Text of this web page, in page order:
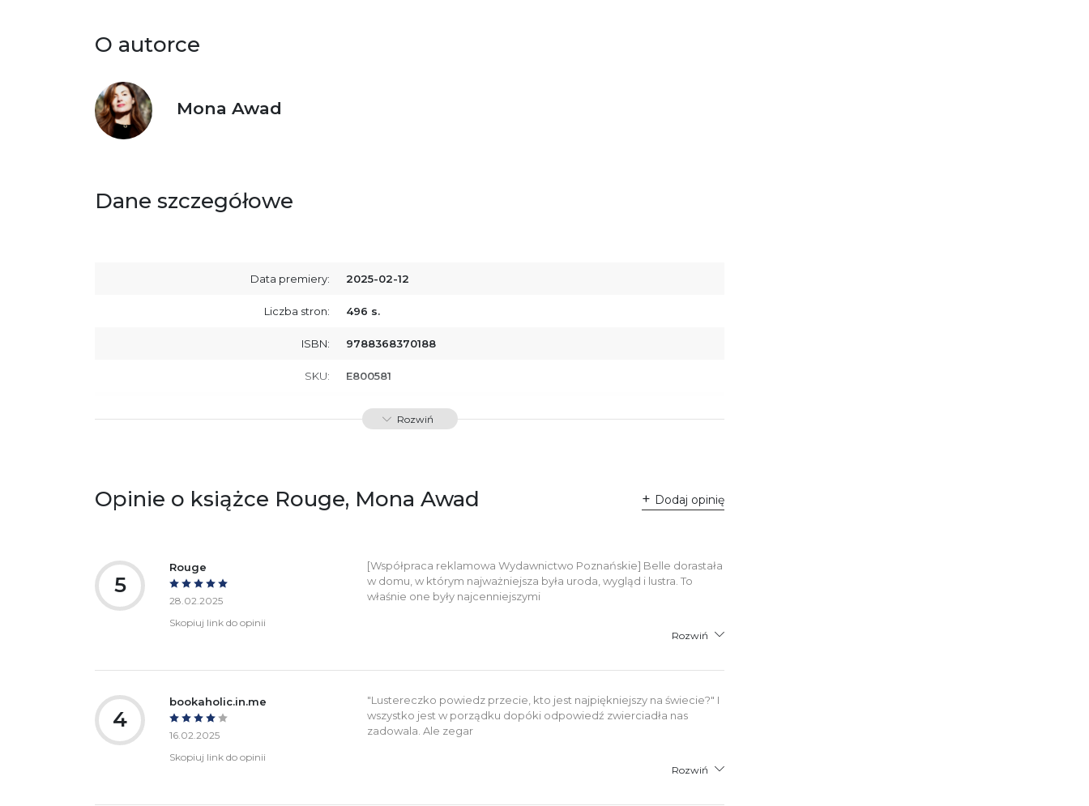
O autorce
Mona Awad
Dane szczegółowe
Data premiery: 2025-02-12
Liczba stron: 496 s.
ISBN: 9788368370188
SKU: E800581
zgodność produktu z przepisami:
Wydawnictwo Poznańskie Sp. z o.o.
ul. Fredry 8
Ostrzeżenia oraz informacje dotyczące
Załącznik PDF
Rozwiń
Opinie o książce Rouge, Mona Awad Dodaj opinię
5
Rouge
28.02.2025
Skopiuj link do opinii
[Współpraca reklamowa Wydawnictwo Poznańskie] Belle dorastała
w domu, w którym najważniejsza była uroda, wygląd i lustra. To
właśnie one były najcenniejszymi
Rozwiń
4
bookaholic.in.me
16.02.2025
Skopiuj link do opinii
"Lustereczko powiedz przecie, kto jest najpiękniejszy na świecie?" I
wszystko jest w porządku dopóki odpowiedź zwierciadła nas
zadowala. Ale zegar
Rozwiń